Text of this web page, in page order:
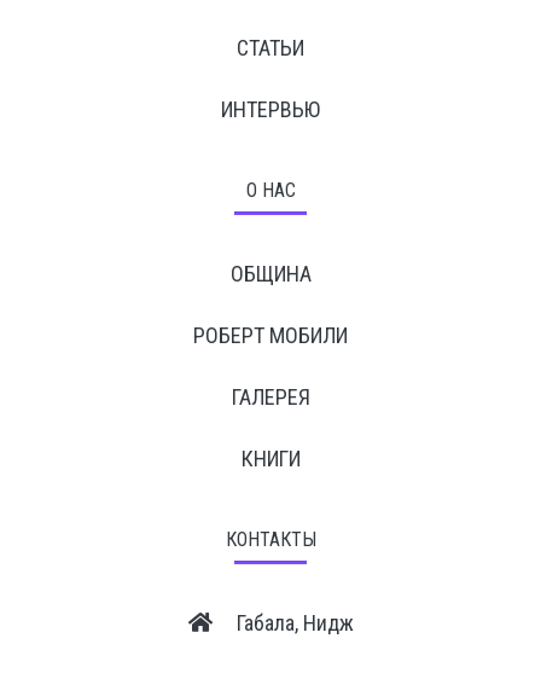
СТАТЬИ
ИНТЕРВЬЮ
О НАС
ОБЩИНА
РОБЕРТ МОБИЛИ
ГАЛЕРЕЯ
КНИГИ
КОНТАКТЫ
Габала, Нидж